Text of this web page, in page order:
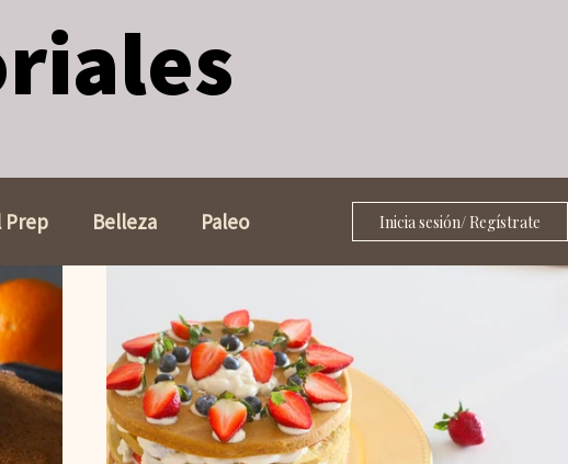
Prep Belleza Paleo
sin azúcar Masas
Inicia sesión/ Regístrate